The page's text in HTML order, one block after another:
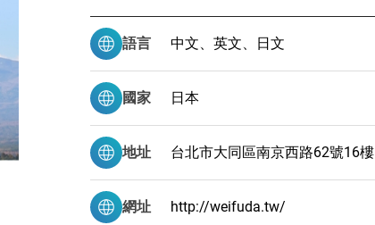
語言 中文、英文、日文
國家 日本
地址 台北市大同區南京西路62號16樓
網址 http://weifuda.tw/